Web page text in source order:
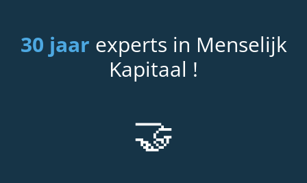
30 jaar experts in Menselijk
Kapitaal !
🤝